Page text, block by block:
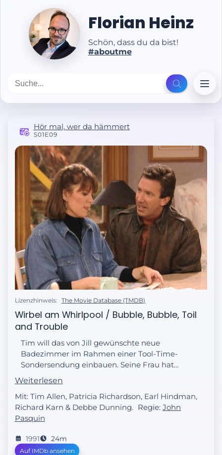
Florian Heinz
Schön, dass du da bist!
#aboutme
Hör mal, wer da hämmert
S01E09
Lizenzhinweis: The Movie Database (TMDB)
Wirbel am Whirlpool / Bubble, Bubble, Toil
and Trouble
Tim will das von Jill gewünschte neue
Badezimmer im Rahmen einer Tool-Time-
Sondersendung einbauen. Seine Frau hat
Vorbehalte, da sie befürchtet, dass die
ganze Sache im Chaos enden wird. Als das
eintrifft, zieht Jill wütend in ein Hotel.
Weiterlesen
Mit: Tim Allen, Patricia Richardson, Earl Hindman,
Richard Karn & Debbe Dunning. Regie:John
Pasquin
1991 24m
Auf IMDb ansehen